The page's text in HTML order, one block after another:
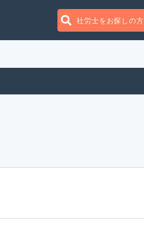
社労士をお探しの方